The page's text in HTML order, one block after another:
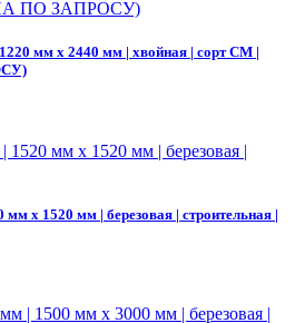
мм х 2440 мм | хвойная | сорт СМ |
х 1520 мм | березовая | строительная |